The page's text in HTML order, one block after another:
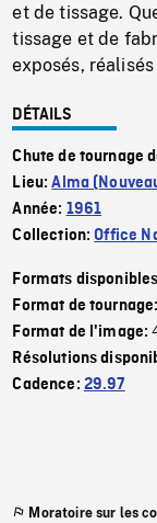
et de tissage.
tissage et de
exposés,
DÉTAILS
Chute de tournage
Lieu:Alma
Année: 1961
Collection:Office
Formats
Format de tournage:
Format de l'image:
Résolutions
Cadence: 29.97
Moratoire sur les